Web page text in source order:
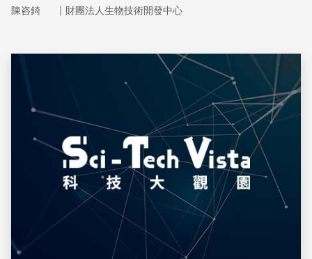
系統的攻擊，使癌細胞得以存活並增生。但是目前實驗發現
陳咨錡 ｜ 財團法人生物技術開發中心
儲存